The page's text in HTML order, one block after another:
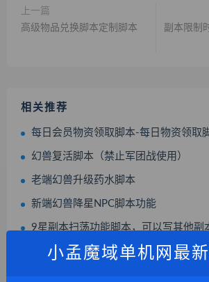
上一篇
高级物品兑换脚本定制脚本
副本限制
相关推荐
每日会员物资领取脚本-每日物资领取
幻兽复活脚本（禁止军团战使用）
老端幻兽升级药水脚本
新端幻兽降星NPC脚本功能
9星副本扫荡功能脚本，可以写其他副
钓鱼功能（炸鱼小功能脚本）
任意幻兽达到15星和1288魔石开启三宠特
小孟魔域单机网最新